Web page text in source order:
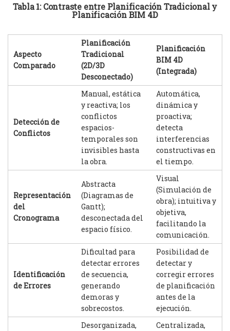
Tabla 1: Contraste entre Planificación Tradicional y
Planificación BIM 4D
Aspecto
Comparado
Planificación
Tradicional
(2D/3D
Desconectado)
Planificación
BIM 4D
(Integrada)
Detección de
Conflictos
Manual, estática
y reactiva; los
conflictos
espacios-
temporales son
invisibles hasta
la obra.
Automática,
dinámica y
proactiva;
detecta
interferencias
constructivas en
el tiempo.
Representación
del
Cronograma
Abstracta
(Diagramas de
Gantt);
desconectada del
espacio físico.
Visual
(Simulación de
obra); intuitiva y
objetiva,
facilitando la
comunicación.
Identificación
de Errores
Dificultad para
detectar errores
de secuencia,
generando
demoras y
sobrecostos.
Posibilidad de
detectar y
corregir errores
de planificación
antes de la
ejecución.
Desorganizada,
Centralizada,